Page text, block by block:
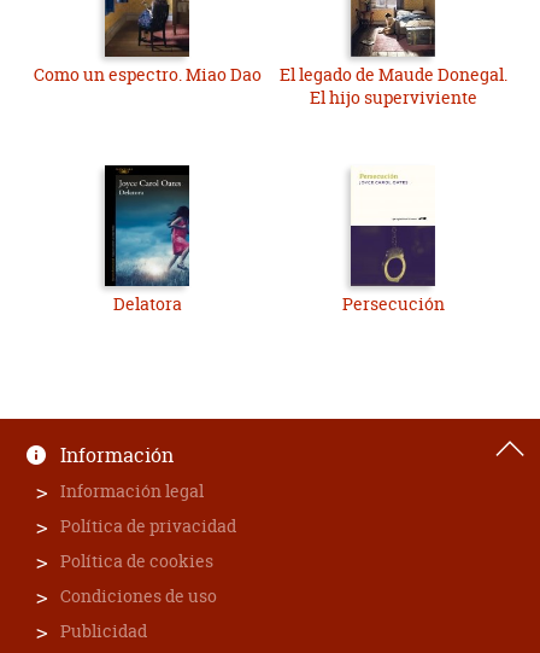
Como un espectro. Miao Dao
El legado de Maude Donegal.
El hijo superviviente
Delatora Persecución
Información
Información legal
Política de privacidad
Política de cookies
Condiciones de uso
Publicidad